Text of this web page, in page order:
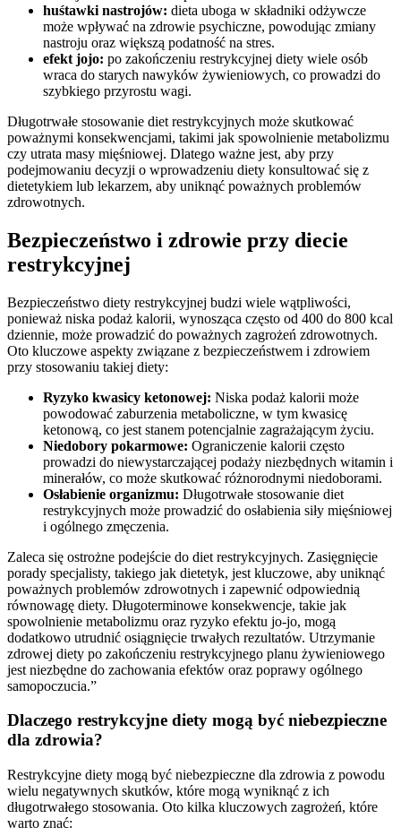
huśtawki nastrojów: dieta uboga w składniki odżywcze
może wpływać na zdrowie psychiczne, powodując zmiany
nastroju oraz większą podatność na stres.
efekt jojo: po zakończeniu restrykcyjnej diety wiele osób
wraca do starych nawyków żywieniowych, co prowadzi do
szybkiego przyrostu wagi.
Długotrwałe stosowanie diet restrykcyjnych może skutkować
poważnymi konsekwencjami, takimi jak spowolnienie metabolizmu
czy utrata masy mięśniowej. Dlatego ważne jest, aby przy
podejmowaniu decyzji o wprowadzeniu diety konsultować się z
dietetykiem lub lekarzem, aby uniknąć poważnych problemów
zdrowotnych.
Bezpieczeństwo i zdrowie przy diecie
restrykcyjnej
Bezpieczeństwo diety restrykcyjnej budzi wiele wątpliwości,
ponieważ niska podaż kalorii, wynosząca często od 400 do 800 kcal
dziennie, może prowadzić do poważnych zagrożeń zdrowotnych.
Oto kluczowe aspekty związane z bezpieczeństwem i zdrowiem
przy stosowaniu takiej diety:
Ryzyko kwasicy ketonowej: Niska podaż kalorii może
powodować zaburzenia metaboliczne, w tym kwasicę
ketonową, co jest stanem potencjalnie zagrażającym życiu.
Niedobory pokarmowe: Ograniczenie kalorii często
prowadzi do niewystarczającej podaży niezbędnych witamin i
minerałów, co może skutkować różnorodnymi niedoborami.
Osłabienie organizmu: Długotrwałe stosowanie diet
restrykcyjnych może prowadzić do osłabienia siły mięśniowej
i ogólnego zmęczenia.
Zaleca się ostrożne podejście do diet restrykcyjnych. Zasięgnięcie
porady specjalisty, takiego jak dietetyk, jest kluczowe, aby uniknąć
poważnych problemów zdrowotnych i zapewnić odpowiednią
równowagę diety. Długoterminowe konsekwencje, takie jak
spowolnienie metabolizmu oraz ryzyko efektu jo-jo, mogą
dodatkowo utrudnić osiągnięcie trwałych rezultatów. Utrzymanie
zdrowej diety po zakończeniu restrykcyjnego planu żywieniowego
jest niezbędne do zachowania efektów oraz poprawy ogólnego
samopoczucia.”
Dlaczego restrykcyjne diety mogą być niebezpieczne
dla zdrowia?
Restrykcyjne diety mogą być niebezpieczne dla zdrowia z powodu
wielu negatywnych skutków, które mogą wyniknąć z ich
długotrwałego stosowania. Oto kilka kluczowych zagrożeń, które
warto znać: